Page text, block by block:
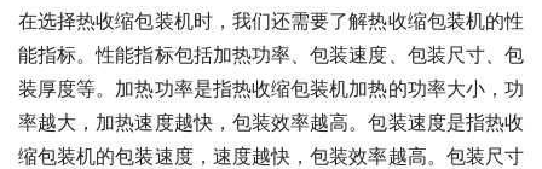
在选择热收缩包装机时，我们还需要了解热收缩包装机的性
能指标。性能指标包括加热功率、包装速度、包装尺寸、包
装厚度等。加热功率是指热收缩包装机加热的功率大小，功
率越大，加热速度越快，包装效率越高。包装速度是指热收
缩包装机的包装速度，速度越快，包装效率越高。包装尺寸